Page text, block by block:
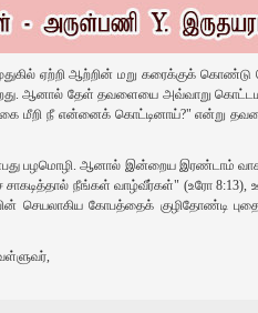
ஏற்றி ஆற்றின் மறு கரைக்குக்
ஆனால் தேள் தவளையை அவ்வாறு
மீறி நீ என்னைக் கொட்டினாய்?" என்று
பழமொழி. ஆனால் இன்றைய இரண்டாம்
நீங்கள் வாழ்வீர்கள்" (உரோ
கோபத்தைக் குழிதோண்டி